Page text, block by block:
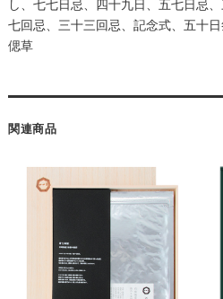
し、七七日忌、四十九日、五七日忌
七回忌、三十三回忌、記念式、五十
偲草
関連商品